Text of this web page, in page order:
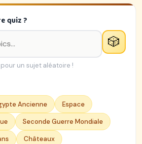
quiz ?
🎲
un sujet aléatoire !
Ancienne Espace
Seconde Guerre Mondiale
Châteaux